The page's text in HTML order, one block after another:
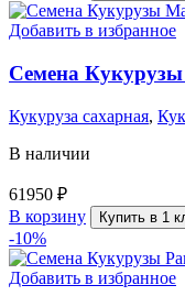
Добавить в избранное
Семена
Кукуруза сахарная,
В наличии
61950 ₽
В корзину
Купить в 1
-10%
Добавить в избранное